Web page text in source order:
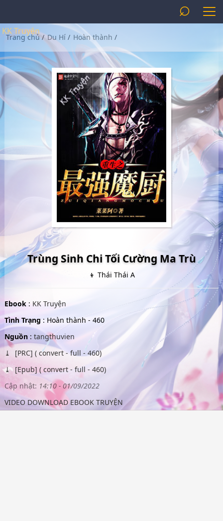
KK Truyện
⌕
Trang chủ/ Du Hí/ Hoàn thành /
Trùng Sinh Chi Tối Cường Ma Trù
👦 Thái Thái A
Ebook : KK Truyện
Tình Trạng : Hoàn thành - 460
Nguồn: tangthuvien
[PRC] ( convert - full - 460)
[Epub] ( convert - full - 460)
Cập nhật: 14:10 - 01/09/2022
VIDEO DOWNLOAD EBOOK TRUYỆN